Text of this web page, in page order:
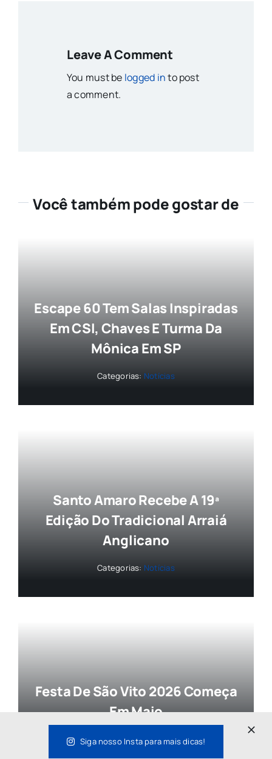
Leave A Comment
You must be logged into post
a comment.
Você também pode gostar de
Escape 60 Tem Salas Inspiradas
Em CSI, Chaves E Turma Da
Mônica Em SP
Categorias: Notícias
Santo Amaro Recebe A 19ª
Edição Do Tradicional Arraiá
Anglicano
Categorias: Notícias
Festa De São Vito 2026 Começa
Em Maio
Categorias:Eventos,Notícias
Siga nosso Insta para mais dicas!